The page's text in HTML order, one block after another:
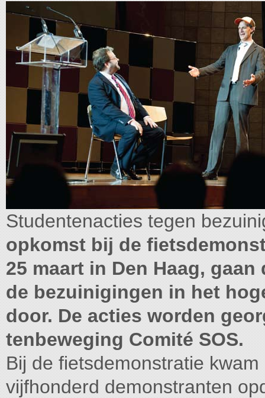
Studentenacties tegen
opkomst bij de
25 maart in Den Haag,
de bezuinigingen in het
door. De acties worden
tenbeweging Comité SOS.
Bij de fietsdemonstratie
vijfhonderd demonstranten